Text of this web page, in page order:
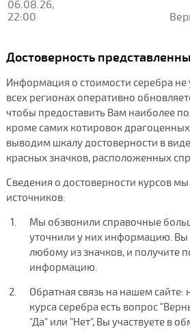
06.08.26,
22:00
Достоверность
Информация о стоимости серебра не
всех регионах оперативно
чтобы предоставить Вам наиболее
кроме самих котировок
выводим шкалу достоверности в
красных значков, расположенных
Сведения о достоверности курсов
источников:
Мы обзвонили справочные
уточнили у них информацию. Вы
любому из значков, и получите
информацию.
Обратная связь на нашем сайте:
курса серебра есть вопрос
"Да" или "Нет", Вы участвуете в